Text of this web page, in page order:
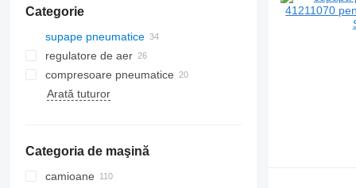
Categorie
supape pneumatice
regulatore de aer
compresoare pneumatice
Arată tuturor
Categoria de maşină
camioane